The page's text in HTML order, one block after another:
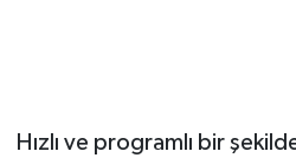
Hızlı ve programlı bir